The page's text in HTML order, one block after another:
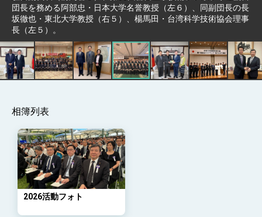
Foreign Affairs
Taiwan government to open office in
団長を務める阿部忠・日本大学名誉教授（左６）、同副団長の長
坂徹也・東北大学教授（右５）、楊馬田・台湾科学技術協会理事
長（左５）。
相簿列表
2026活動フォト